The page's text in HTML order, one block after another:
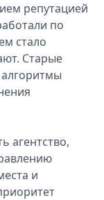
репутацией
по
стало
Старые
агентство,
и